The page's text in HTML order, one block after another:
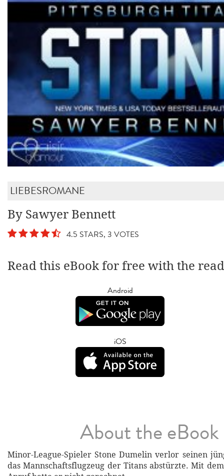
LIEBESROMANE
By Sawyer Bennett
4.5 STARS, 3 VOTES
Read this eBook for free with the
Android
iOS
About the eBook
Minor-League-Spieler Stone Dumelin verlor seinen
das Mannschaftsflugzeug der Titans abstürzte. Mit